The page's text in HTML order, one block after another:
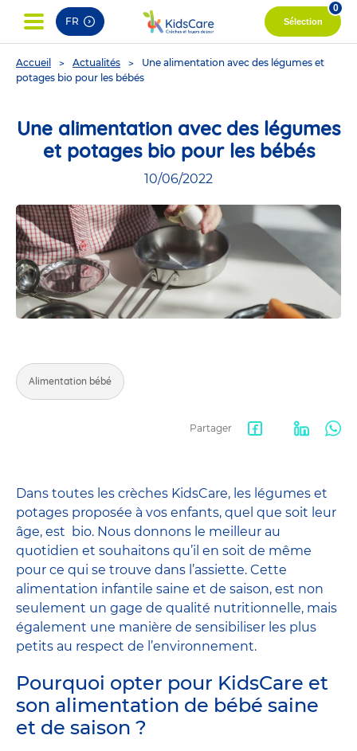
FR Sélection
0
You
are
Accueil Actualités
Une alimentation avec des légumes et
potages bio pour les bébés
Une alimentation avec des légumes
et potages bio pour les bébés
10/06/2022
Alimentation bébé
Partager
Dans toutes les crèches KidsCare, les légumes et
potages proposée à vos enfants, quel que soit leur
âge, est bio. Nous donnons le meilleur au
quotidien et souhaitons qu’il en soit de même
pour ce qui se trouve dans l’assiette. Cette
alimentation infantile saine et de saison, est non
seulement un gage de qualité nutritionnelle, mais
également une manière de sensibiliser les plus
petits au respect de l’environnement.
Pourquoi opter pour KidsCare et
son alimentation de bébé saine
et de saison ?